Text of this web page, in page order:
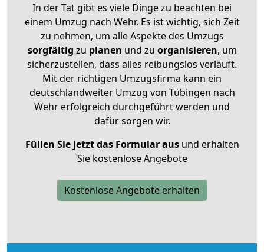
In der Tat gibt es viele Dinge zu beachten bei
einem Umzug nach Wehr. Es ist wichtig, sich Zeit
zu nehmen, um alle Aspekte des Umzugs
sorgfältig zu planen und zu organisieren, um
sicherzustellen, dass alles reibungslos verläuft.
Mit der richtigen Umzugsfirma kann ein
deutschlandweiter Umzug von Tübingen nach
Wehr erfolgreich durchgeführt werden und
dafür sorgen wir.
Füllen Sie jetzt das Formular ausund erhalten
Sie kostenlose Angebote
Kostenlose Angebote erhalten